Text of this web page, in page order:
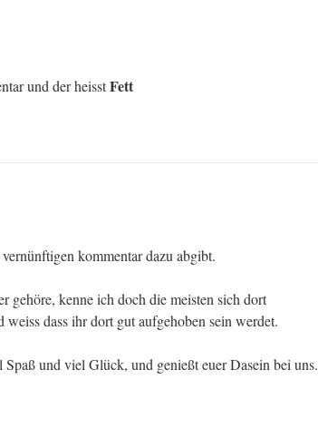
und der heisstFett
kommentar dazu abgibt.
gehöre, kenne ich doch die meisten sich dort
dass ihr dort gut aufgehoben sein werdet.
und viel Glück, und genießt euer Dasein bei uns.